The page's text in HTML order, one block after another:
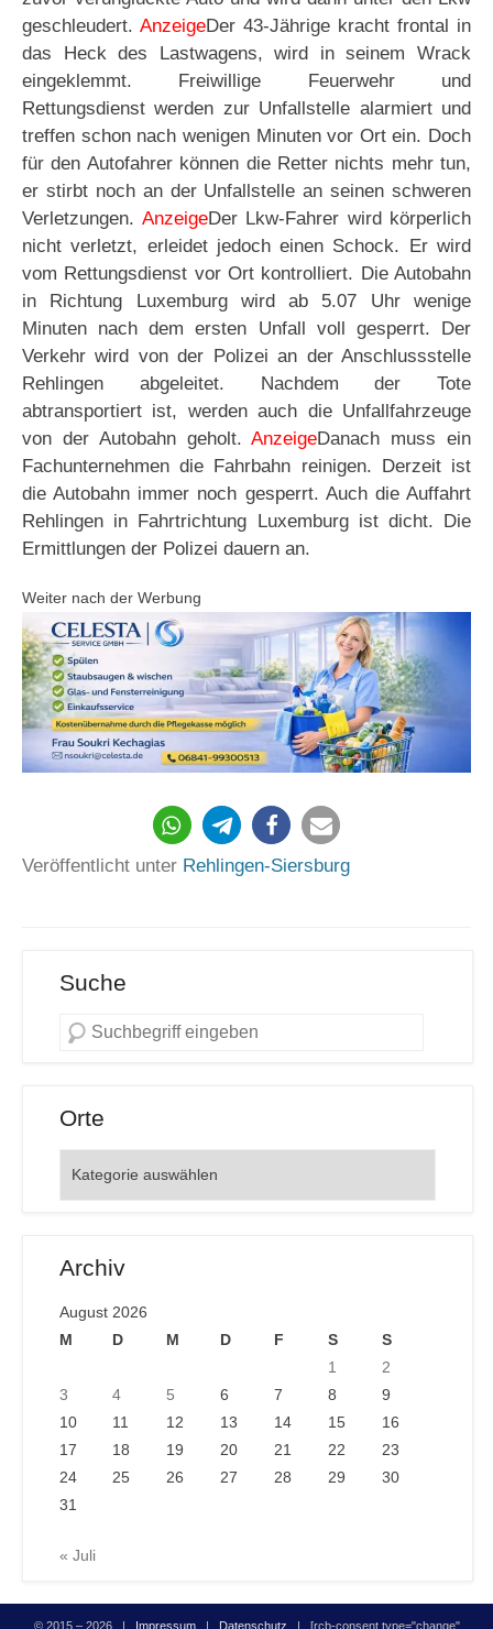
geschleudert. AnzeigeDer 43-Jährige kracht frontal in
das Heck des Lastwagens, wird in seinem Wrack
eingeklemmt. Freiwillige Feuerwehr und
Rettungsdienst werden zur Unfallstelle alarmiert und
treffen schon nach wenigen Minuten vor Ort ein. Doch
für den Autofahrer können die Retter nichts mehr tun,
er stirbt noch an der Unfallstelle an seinen schweren
Verletzungen. AnzeigeDer Lkw-Fahrer wird körperlich
nicht verletzt, erleidet jedoch einen Schock. Er wird
vom Rettungsdienst vor Ort kontrolliert. Die Autobahn
in Richtung Luxemburg wird ab 5.07 Uhr wenige
Minuten nach dem ersten Unfall voll gesperrt. Der
Verkehr wird von der Polizei an der Anschlussstelle
Rehlingen abgeleitet. Nachdem der Tote
abtransportiert ist, werden auch die Unfallfahrzeuge
von der Autobahn geholt.AnzeigeDanach muss ein
Fachunternehmen die Fahrbahn reinigen. Derzeit ist
die Autobahn immer noch gesperrt. Auch die Auffahrt
Rehlingen in Fahrtrichtung Luxemburg ist dicht. Die
Ermittlungen der Polizei dauern an.
Weiter nach der Werbung
913
Veröffentlicht unter Rehlingen-Siersburg
Suche
Orte
Archiv
August 2026
M
D M D F S
S
1
2
3
4 5 6 7 8
9
10
11 12 13 14 15
16
17
18 19 20 21 22
23
24
25 26 27 28 29
30
31
« Juli
© 2015 – 2026 | Impressum| Datenschutz | [rcb-consent type="change"